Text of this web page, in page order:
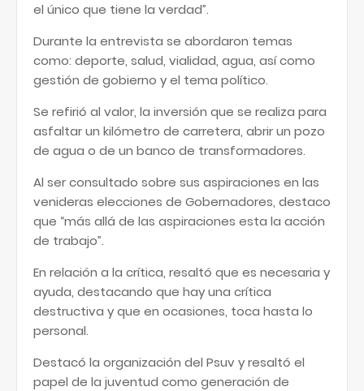
el único que tiene la verdad”.
Durante la entrevista se abordaron temas
como: deporte, salud, vialidad, agua, así como
gestión de gobierno y el tema político.
Se refirió al valor, la inversión que se realiza para
asfaltar un kilómetro de carretera, abrir un pozo
de agua o de un banco de transformadores.
Al ser consultado sobre sus aspiraciones en las
venideras elecciones de Gobernadores, destaco
que “más allá de las aspiraciones esta la acción
de trabajo”.
En relación a la crítica, resaltó que es necesaria y
ayuda, destacando que hay una crítica
destructiva y que en ocasiones, toca hasta lo
personal.
Destacó la organización del Psuv y resaltó el
papel de la juventud como generación de